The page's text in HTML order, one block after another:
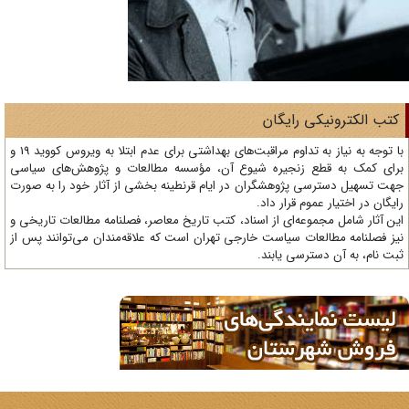
الکترونیکی رایگان
با توجه به نیاز به تداوم مراقبت‌های بهداشتی برای عدم ابتلا به ویروس کووید 19 و
کمک به قطع زنجیره شیوع آن، مؤسسه مطالعات و پژوهش‌های سیاسی
تسهیل دسترسی پژوهشگران در ایام قرنطینه بخشی از آثار خود را به صورت
در اختیار عموم قرار داد.
آثار شامل مجموعه‌ای از اسناد، کتب تاریخ معاصر، فصلنامه‌ مطالعات تاریخی و
فصلنامه مطالعات سیاست خارجی تهران است که علاقه‌مندان می‌توانند پس از
نام، به آن دسترسی یابند.